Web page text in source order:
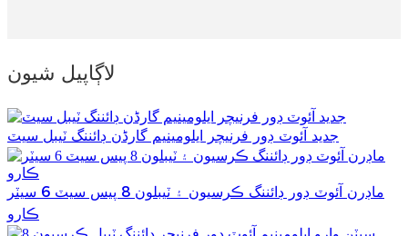
لاڳاپيل شيون
جديد آئوٽ ڊور فرنيچر ايلومينيم گارڈن ڊائننگ ٽيبل سيٽ
ماڊرن آئوٽ ڊور ڊائننگ ڪرسيون ۽ ٽيبلون 8 پيس سيٽ 6 سيٽر
ڪارو